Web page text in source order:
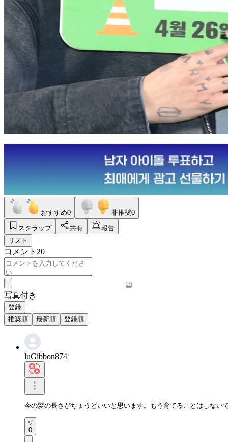
おすすめ0 非推奨0
スクラップ 共有
報告
リスト
コメント 20
写真付き
登録
推奨順
最新順 登録順
luGibbon874
今の髪の長さがちょうどいいと思います。もう育てることはしない
0